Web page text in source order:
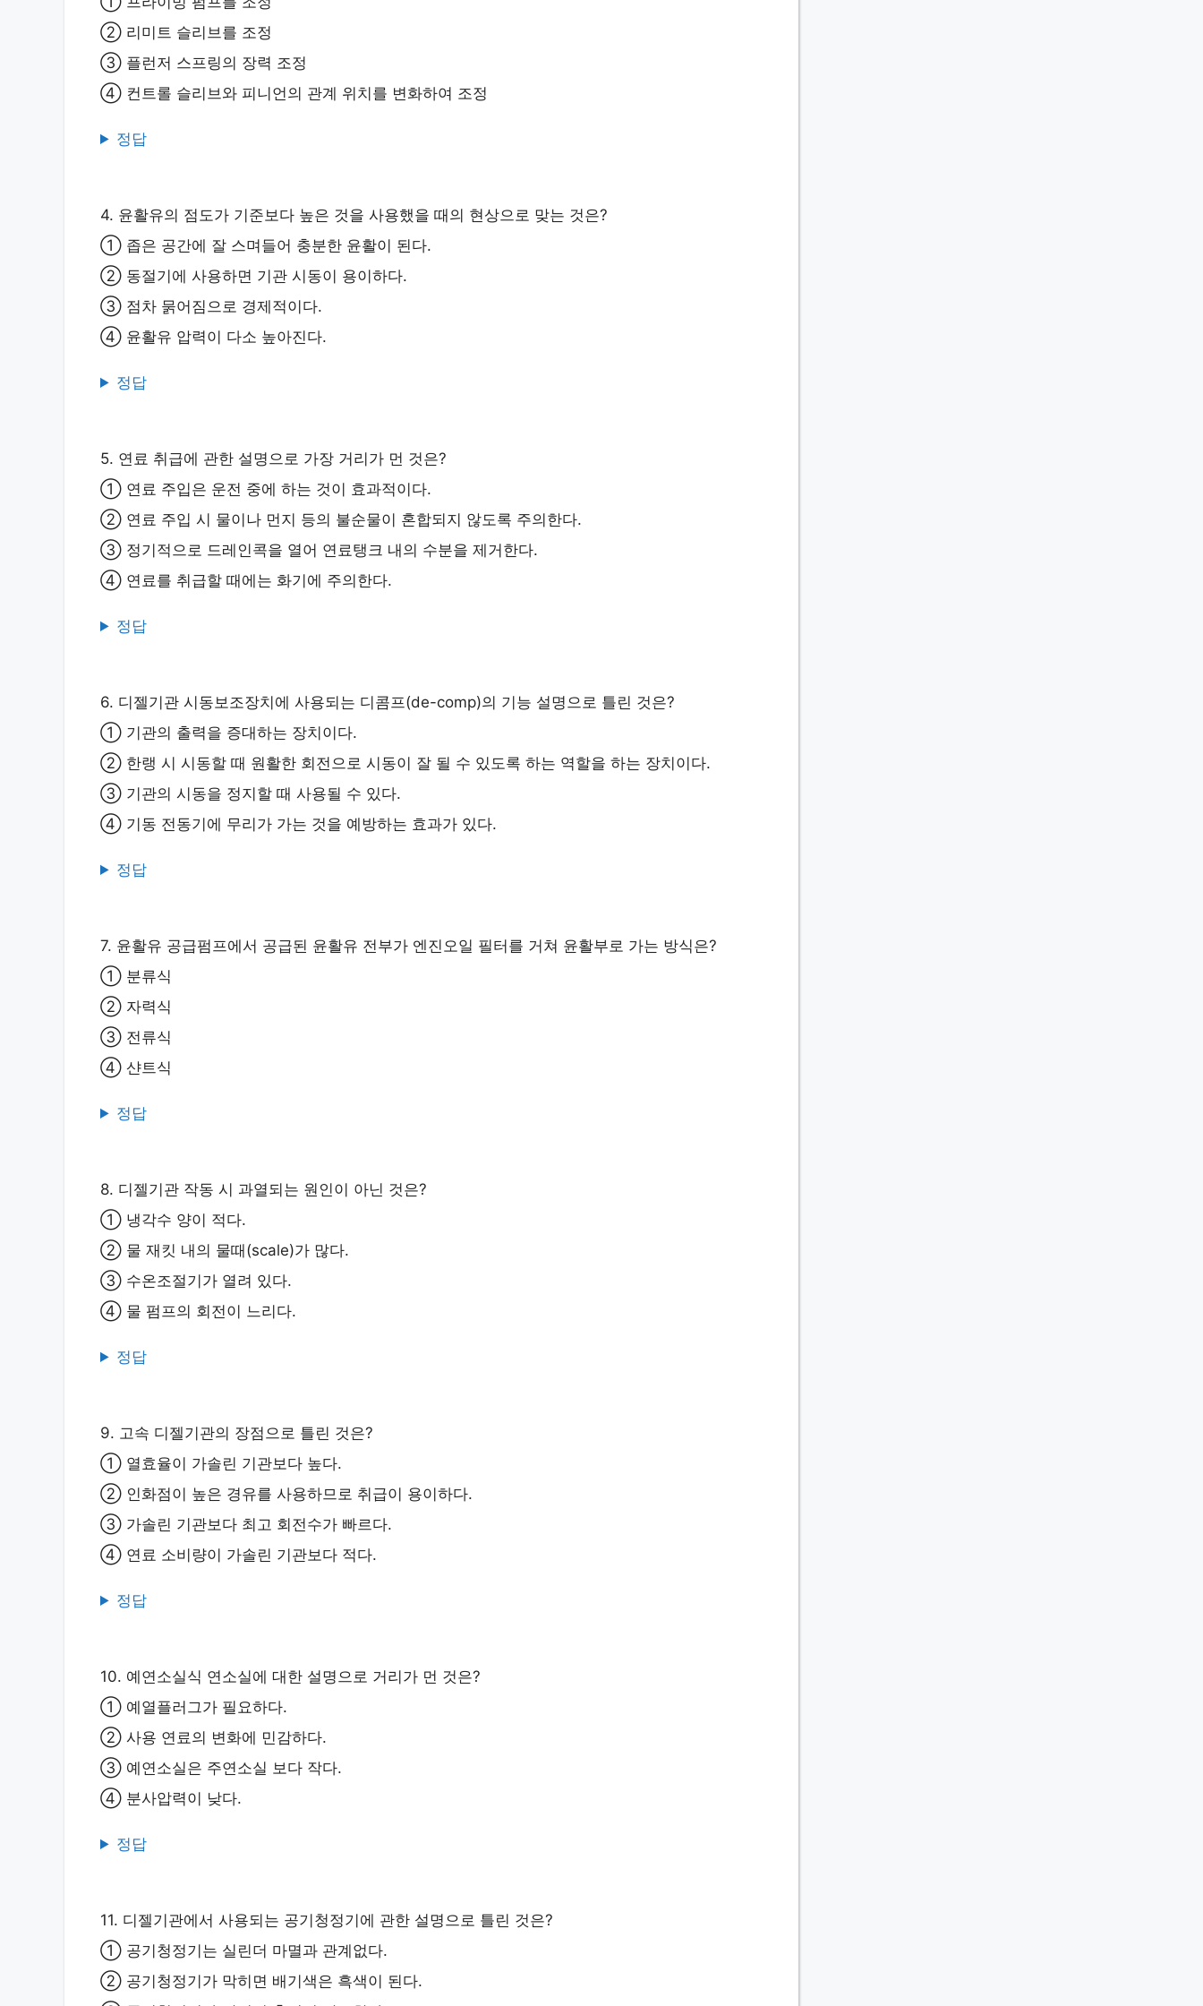
② 리미트 슬리브를 조정
③ 플런저 스프링의 장력 조정
④ 컨트롤 슬리브와 피니언의 관계 위치를 변화하여 조정
정답
4. 윤활유의 점도가 기준보다 높은 것을 사용했을 때의 현상으로 맞는 것은?
① 좁은 공간에 잘 스며들어 충분한 윤활이 된다.
② 동절기에 사용하면 기관 시동이 용이하다.
③ 점차 묽어짐으로 경제적이다.
④ 윤활유 압력이 다소 높아진다.
정답
5. 연료 취급에 관한 설명으로 가장 거리가 먼 것은?
① 연료 주입은 운전 중에 하는 것이 효과적이다.
② 연료 주입 시 물이나 먼지 등의 불순물이 혼합되지 않도록 주의한다.
③ 정기적으로 드레인콕을 열어 연료탱크 내의 수분을 제거한다.
④ 연료를 취급할 때에는 화기에 주의한다.
정답
6. 디젤기관 시동보조장치에 사용되는 디콤프(de-comp)의 기능 설명으로 틀린 것은?
① 기관의 출력을 증대하는 장치이다.
② 한랭 시 시동할 때 원활한 회전으로 시동이 잘 될 수 있도록 하는 역할을 하는 장치이다.
③ 기관의 시동을 정지할 때 사용될 수 있다.
④ 기동 전동기에 무리가 가는 것을 예방하는 효과가 있다.
정답
7. 윤활유 공급펌프에서 공급된 윤활유 전부가 엔진오일 필터를 거쳐 윤활부로 가는 방식은?
① 분류식
② 자력식
③ 전류식
④ 샨트식
정답
8. 디젤기관 작동 시 과열되는 원인이 아닌 것은?
① 냉각수 양이 적다.
② 물 재킷 내의 물때(scale)가 많다.
③ 수온조절기가 열려 있다.
④ 물 펌프의 회전이 느리다.
정답
9. 고속 디젤기관의 장점으로 틀린 것은?
① 열효율이 가솔린 기관보다 높다.
② 인화점이 높은 경유를 사용하므로 취급이 용이하다.
③ 가솔린 기관보다 최고 회전수가 빠르다.
④ 연료 소비량이 가솔린 기관보다 적다.
정답
10. 예연소실식 연소실에 대한 설명으로 거리가 먼 것은?
① 예열플러그가 필요하다.
② 사용 연료의 변화에 민감하다.
③ 예연소실은 주연소실 보다 작다.
④ 분사압력이 낮다.
정답
11. 디젤기관에서 사용되는 공기청정기에 관한 설명으로 틀린 것은?
① 공기청정기는 실린더 마멸과 관계없다.
② 공기청정기가 막히면 배기색은 흑색이 된다.